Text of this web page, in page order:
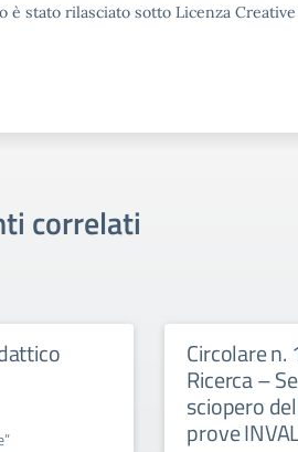
è stato rilasciato sotto Licenza
correlati
Circolare
Ricerca –
sciopero
prove